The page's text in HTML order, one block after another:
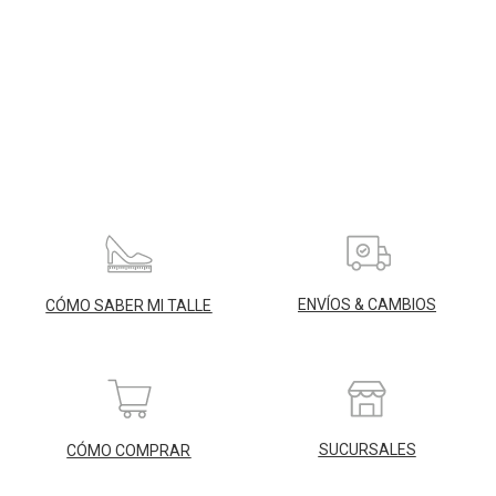
CÓMO SABER MI TALLE ENVÍOS & CAMBIOS
CÓMO COMPRAR SUCURSALES